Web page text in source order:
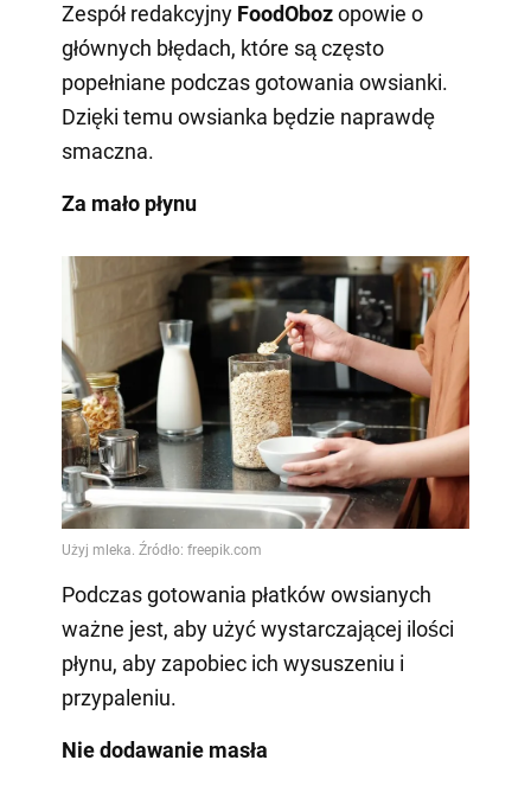
Zespół redakcyjny FoodObozopowie o
głównych błędach, które są często
popełniane podczas gotowania owsianki.
Dzięki temu owsianka będzie naprawdę
smaczna.
Za mało płynu
Podczas gotowania płatków owsianych
ważne jest, aby użyć wystarczającej ilości
płynu, aby zapobiec ich wysuszeniu i
przypaleniu.
Nie dodawanie masła